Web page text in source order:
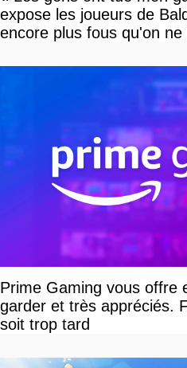
expose les joueurs de
encore plus fous qu'on ne
Prime Gaming vous offre
garder et très appréciés.
soit trop tard